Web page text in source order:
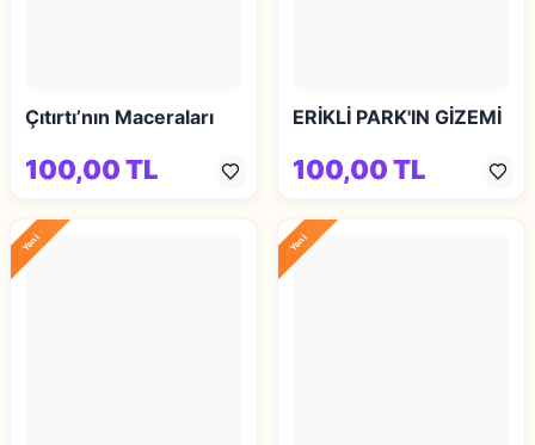
Çıtırtı’nın Maceraları
100,00 TL
ERİKLİ PARK'IN GİZEMİ
100,00 TL
Yeni Yeni